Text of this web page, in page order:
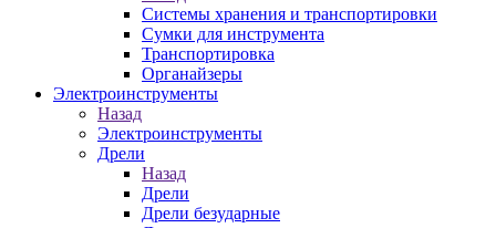
Системы хранения и транспортировки
Сумки для инструмента
Транспортировка
Органайзеры
Электроинструменты
Назад
Электроинструменты
Дрели
Назад
Дрели
Дрели безударные